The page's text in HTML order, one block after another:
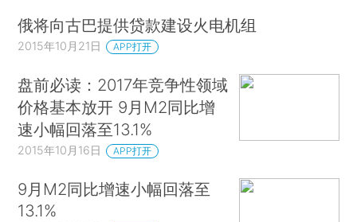
俄将向古巴提供贷款建设火电机组
2015年10月21日 APP打开
盘前必读：2017年竞争性领域
价格基本放开 9月M2同比增
速小幅回落至13.1%
2015年10月16日 APP打开
9月M2同比增速小幅回落至
13.1%